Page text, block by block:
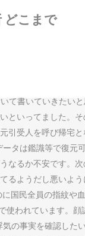
どこまで
おきます。 2.2
て書いていきた
いってました。
受人を呼び帰宅
タは鑑識等で復
るか不安です。
ようだし悪いよ
民全員の指紋や
われています。
事実を確認した